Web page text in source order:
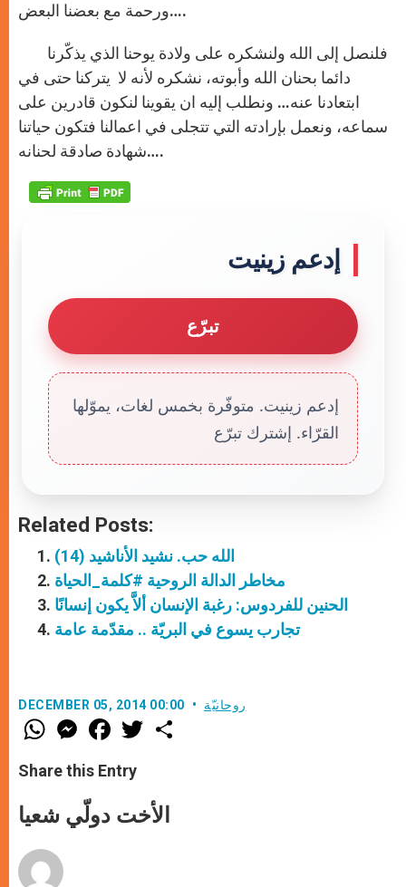
ورحمة مع بعضنا البعض….
دائما بحنان الله وأبوته، نشكره لأنه لا يتركنا حتى في
ابتعادنا عنه… ونطلب إليه ان يقوينا لنكون قادرين على
سماعه، ونعمل بإرادته التي تتجلى في اعمالنا فتكون حياتنا
شهادة صادقة لحنانه….
إدعم زينيت
تبرّع
إدعم زينيت. متوفّرة بخمس لغات، يموّلها
القرّاء. إشترك تبرّع
Related Posts:
(14) الله حب. نشيد الأناشيد
مخاطر الدالة الروحية #كلمة_الحياة
الحنين للفردوس: رغبة الإنسان ألاَّ يكون إنسانًا
تجارب يسوع في البريّة .. مقدّمة عامة
DECEMBER 05, 2014 00:00 روحانيّة
W
h
t
s
p
p
M
e
s
e
n
g
e
F
a
e
b
o
k
w
r
Share this Entry
الأخت دولّي شعيا